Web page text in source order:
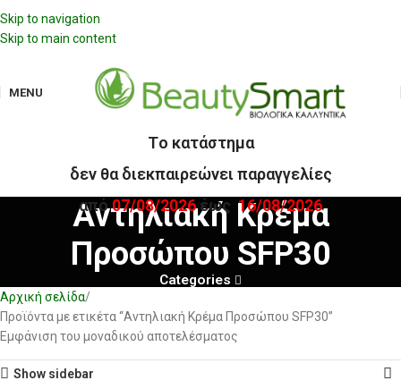
Skip to navigation
Skip to main content
MENU
Tο κατάστημα
δεν θα διεκπαιρεώνει παραγγελίες
από07/08/2026έως 16/08/2026
Αντηλιακή Κρέμα
Προσώπου SFP30
Categories
Αρχική σελίδα
Προϊόντα με ετικέτα “Αντηλιακή Κρέμα Προσώπου SFP30”
Εμφάνιση του μοναδικού αποτελέσματος
Show sidebar